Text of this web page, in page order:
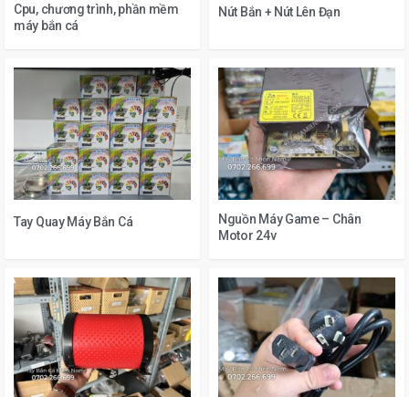
Cpu, chương trình, phần mềm
máy bắn cá
Nút Bắn + Nút Lên Đạn
Tay Quay Máy Bắn Cá
Nguồn Máy Game – Chân
Motor 24v